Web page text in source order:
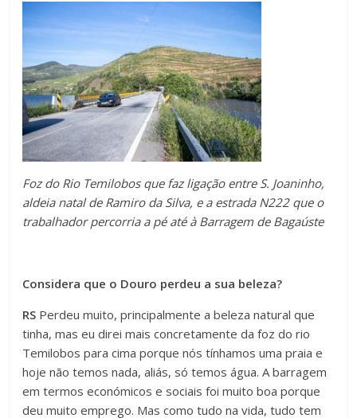
Foz do Rio Temilobos que faz ligação entre S. Joaninho,
aldeia natal de Ramiro da Silva, e a estrada N222 que o
trabalhador percorria a pé até à Barragem de Bagaúste
Considera que o Douro perdeu a sua beleza?
RS Perdeu muito, principalmente a beleza natural que
tinha, mas eu direi mais concretamente da foz do rio
Temilobos para cima porque nós tínhamos uma praia e
hoje não temos nada, aliás, só temos água. A barragem
em termos económicos e sociais foi muito boa porque
deu muito emprego. Mas como tudo na vida, tudo tem